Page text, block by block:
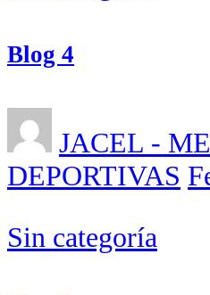
Blog 4
JACEL -
DEPORTIVAS
Sin categoría